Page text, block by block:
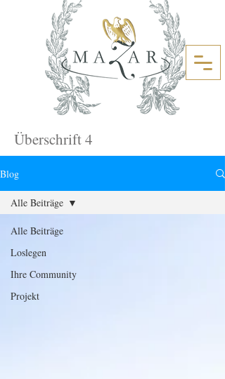
Überschrift 4
Blog
Alle Beiträge
Loslegen
Ihre Community
Projekt
Alle Beiträge